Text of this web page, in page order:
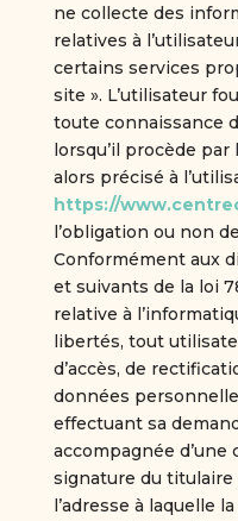
ne collecte des
relatives à
certains services
site ». L’utilisateur
toute connaissance
lorsqu’il procède
alors précisé à
https://
l’obligation ou non
Conformément aux
et suivants de la loi
relative à
libertés, tout
d’accès, de
données
effectuant sa
accompagnée
signature du titulaire
l’adresse à laquelle